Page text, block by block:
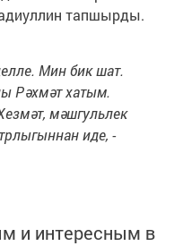
тапшырды.
Мин бик шат.
Рәхмәт хатым.
мәшгульлек
иде, -
и интересным в